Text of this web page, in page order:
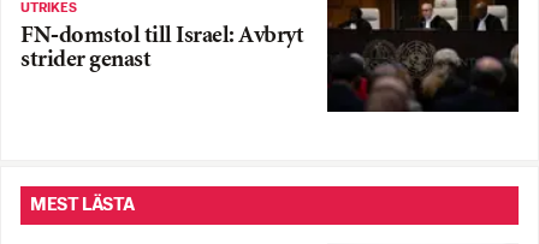
UTRIKES
FN-domstol till Israel: Avbryt
strider genast
MEST LÄSTA